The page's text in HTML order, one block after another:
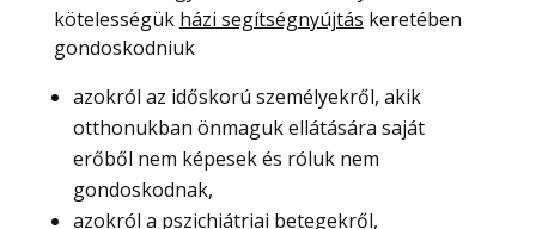
kötelességük házi segítségnyújtás keretében
gondoskodniuk
azokról az időskorú személyekről, akik
otthonukban önmaguk ellátására saját
erőből nem képesek és róluk nem
gondoskodnak,
azokról a pszichiátriai betegekről,